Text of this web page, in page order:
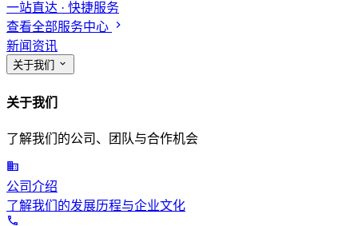
一站直达 · 快捷服务
查看全部服务中心
新闻资讯
关于我们
关于我们
了解我们的公司、团队与合作机会
公司介绍
了解我们的发展历程与企业文化